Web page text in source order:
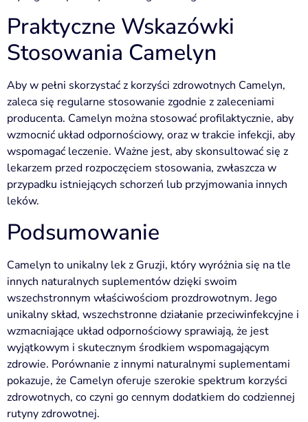
Praktyczne Wskazówki
Stosowania Camelyn
Aby w pełni skorzystać z korzyści zdrowotnych Camelyn,
zaleca się regularne stosowanie zgodnie z zaleceniami
producenta. Camelyn można stosować profilaktycznie, aby
wzmocnić układ odpornościowy, oraz w trakcie infekcji, aby
wspomagać leczenie. Ważne jest, aby skonsultować się z
lekarzem przed rozpoczęciem stosowania, zwłaszcza w
przypadku istniejących schorzeń lub przyjmowania innych
leków.
Podsumowanie
Camelyn to unikalny lek z Gruzji, który wyróżnia się na tle
innych naturalnych suplementów dzięki swoim
wszechstronnym właściwościom prozdrowotnym. Jego
unikalny skład, wszechstronne działanie przeciwinfekcyjne i
wzmacniające układ odpornościowy sprawiają, że jest
wyjątkowym i skutecznym środkiem wspomagającym
zdrowie. Porównanie z innymi naturalnymi suplementami
pokazuje, że Camelyn oferuje szerokie spektrum korzyści
zdrowotnych, co czyni go cennym dodatkiem do codziennej
rutyny zdrowotnej.